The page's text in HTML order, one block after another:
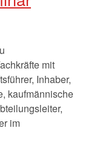
mit
Inhaber,
kaufmännische
im